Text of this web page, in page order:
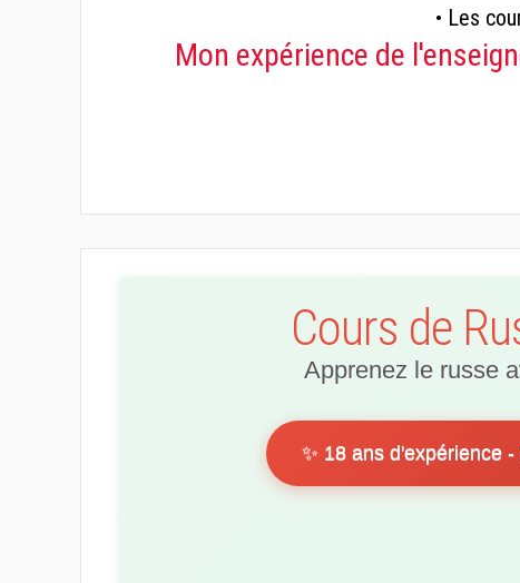
• Les
Mon expérience de
Cours de
Apprenez le russe
✨ 18 ans d'expérience